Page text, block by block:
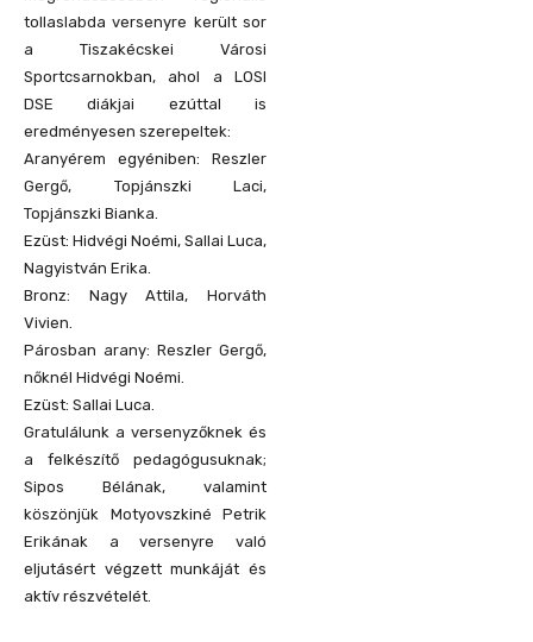
tollaslabda versenyre került sor
a Tiszakécskei Városi
Sportcsarnokban, ahol a LOSI
DSE diákjai ezúttal is
eredményesen szerepeltek:
Aranyérem egyéniben: Reszler
Gergő, Topjánszki Laci,
Topjánszki Bianka.
Ezüst: Hidvégi Noémi, Sallai Luca,
Nagyistván Erika.
Bronz: Nagy Attila, Horváth
Vivien.
Párosban arany: Reszler Gergő,
nőknél Hidvégi Noémi.
Ezüst: Sallai Luca.
Gratulálunk a versenyzőknek és
a felkészítő pedagógusuknak;
Sipos Bélának, valamint
köszönjük Motyovszkiné Petrik
Erikának a versenyre való
eljutásért végzett munkáját és
aktív részvételét.